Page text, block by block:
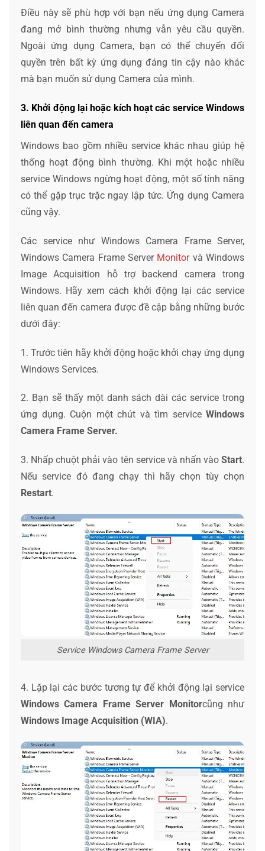
Điều này sẽ phù hợp với bạn nếu ứng dụng Camera
đang mở bình thường nhưng vẫn yêu cầu quyền.
Ngoài ứng dụng Camera, bạn có thể chuyển đổi
quyền trên bất kỳ ứng dụng đáng tin cậy nào khác
mà bạn muốn sử dụng Camera của mình.
3. Khởi động lại hoặc kích hoạt các service Windows
liên quan đến camera
Windows bao gồm nhiều service khác nhau giúp hệ
thống hoạt động bình thường. Khi một hoặc nhiều
service Windows ngừng hoạt động, một số tính năng
có thể gặp trục trặc ngay lập tức. Ứng dụng Camera
cũng vậy.
Các service như Windows Camera Frame Server,
Windows Camera Frame Server Monitorvà Windows
Image Acquisition hỗ trợ backend camera trong
Windows. Hãy xem cách khởi động lại các service
liên quan đến camera được đề cập bằng những bước
dưới đây:
1. Trước tiên hãy khởi động hoặc khởi chạy ứng dụng
Windows Services.
2. Bạn sẽ thấy một danh sách dài các service trong
ứng dụng. Cuộn một chút và tìm service Windows
Camera Frame Server.
3. Nhấp chuột phải vào tên service và nhấn vào Start.
Nếu service đó đang chạy thì hãy chọn tùy chọn
Restart.
Service Windows Camera Frame Server
4. Lặp lại các bước tương tự để khởi động lại service
Windows Camera Frame Server Monitorcũng như
Windows Image Acquisition (WIA).